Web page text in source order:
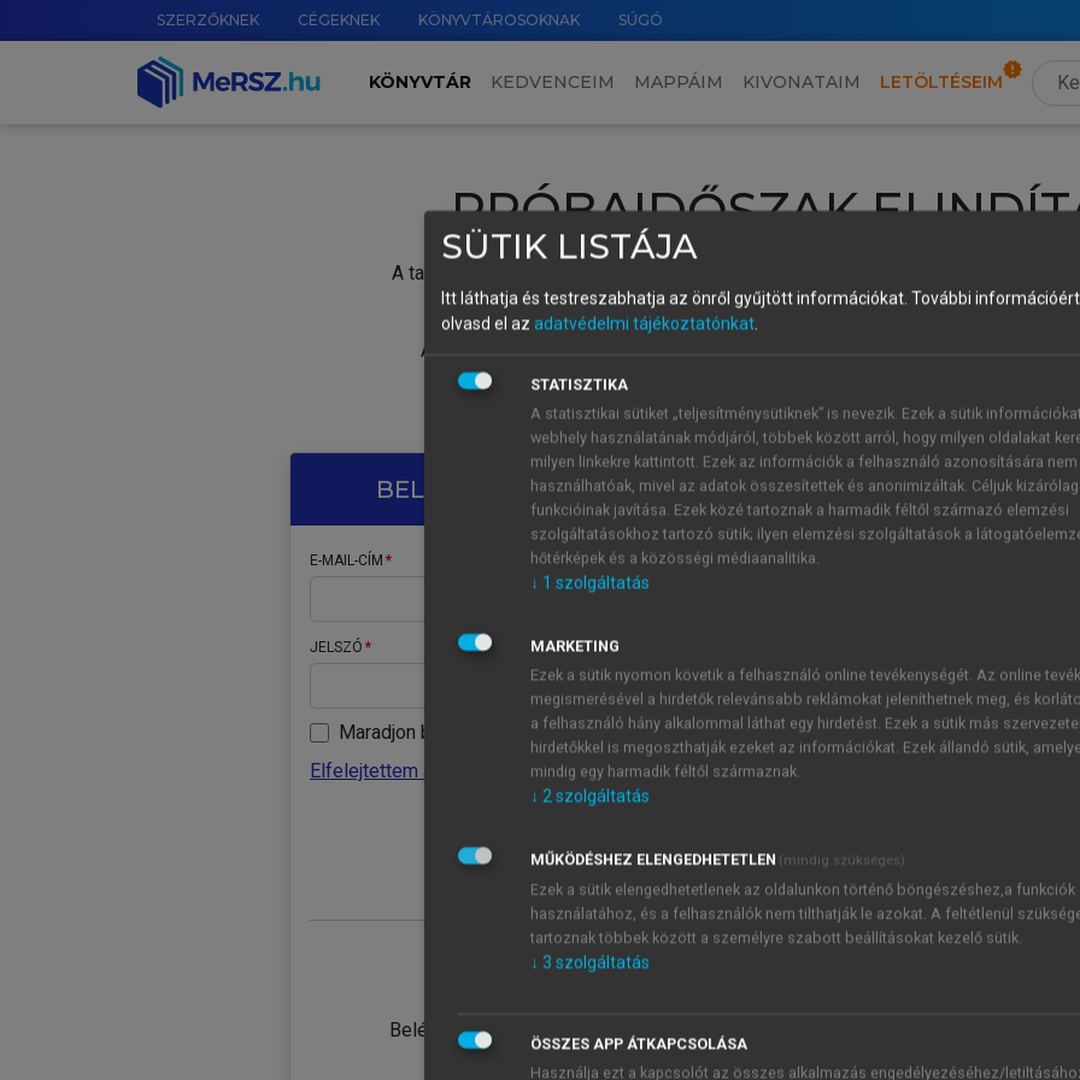
SZERZŐKNEK CÉGEKNEK KÖNYVTÁROSOKNAK SÚGÓ
KÖNYVTÁR KEDVENCEIM MAPPÁIM KIVONATAIM LETÖLTÉSEIM
PRÓBAIDŐSZAK
A tartalom megtekintéséhez lépj be a saját fiókoddal, iskolai azonosítóddal vagy
Új felhasználóként1 óra díjmentes hozzáférésrevagy
A próbaidőszak elindításához,
vagy hozz
A regisztráció után a
BELÉPÉS SAJÁT FIÓKKAL
E-MAIL-CÍM
JELSZÓ
Maradjon belépve
Elfelejtettem a jelszavamat
Belépés intézményi azonosítóval
ÚJ FIÓK
1 óra
JELSZÓ
Kérek értesítést a MeRSZ
Kérek értesítést az
SÜTIK LISTÁJA
Itt láthatja és testreszabhatja az önről gyűjtött információkat. További
olvasd el az adatvédelmi tájékoztatónkat.
STATISZTIKA
A statisztikai sütiket „teljesítménysütiknek” is nevezik. Ezek a sütik
webhely használatának módjáról, többek között arról, hogy milyen oldalakat
milyen linkekre kattintott. Ezek az információk a felhasználó azonosítására nem
használhatóak, mivel az adatok összesítettek és anonimizáltak. Céljuk
funkcióinak javítása. Ezek közé tartoznak a harmadik féltől származó elemzési
szolgáltatásokhoz tartozó sütik; ilyen elemzési szolgáltatások a
hőtérképek és a közösségi médiaanalitika.
↓ 1 szolgáltatás
MARKETING
Ezek a sütik nyomon követik a felhasználó online tevékenységét. Az online
megismerésével a hirdetők relevánsabb reklámokat jeleníthetnek meg, és
a felhasználó hány alkalommal láthat egy hirdetést. Ezek a sütik más
hirdetőkkel is megoszthatják ezeket az információkat. Ezek állandó sütik,
mindig egy harmadik féltől származnak.
↓ 2szolgáltatás
MŰKÖDÉSHEZ ELENGEDHETETLEN (mindig szükséges)
Ezek a sütik elengedhetetlenek az oldalunkon történő böngészéshez,a funkciók
használatához, és a felhasználók nem tilthatják le azokat. A feltétlenül
tartoznak többek között a személyre szabott beállításokat kezelő sütik.
↓ 3 szolgáltatás
ÖSSZES APP ÁTKAPCSOLÁSA
Használja ezt a kapcsolót az összes alkalmazás engedélyezéséhez/